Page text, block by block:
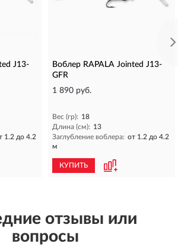
J13-
1.2 до 4.2
Воблер RAPALA Jointed J13-
GFR
1 890 руб.
Вес (гр): 18
Длина (см): 13
Заглубление воблера: от 1.2 до 4.2
м
КУПИТЬ
отзывы или
вопросы